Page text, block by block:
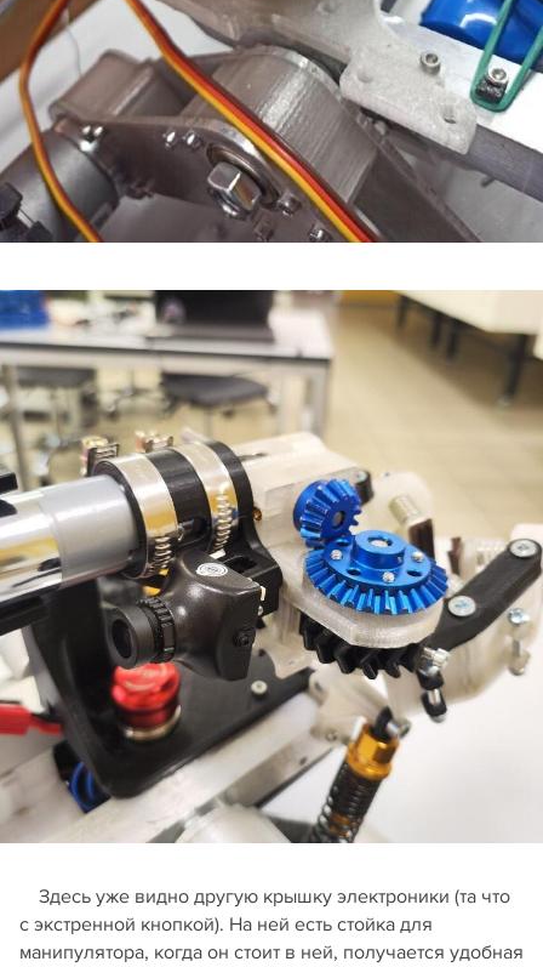
Здесь уже видно другую крышку электроники (та что
с экстренной кнопкой). На ней есть стойка для
манипулятора, когда он стоит в ней, получается удобная